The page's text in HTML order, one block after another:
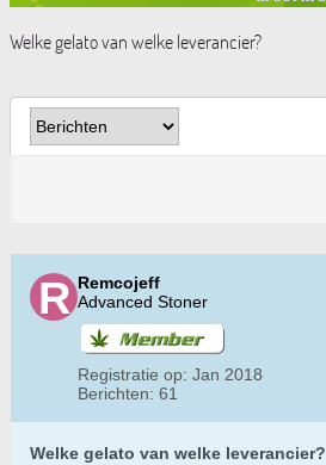
Welke gelato van welke leverancier?
Remcojeff
Advanced Stoner
Registratie op: Jan 2018
Berichten: 61
Welke gelato van welke leverancier?